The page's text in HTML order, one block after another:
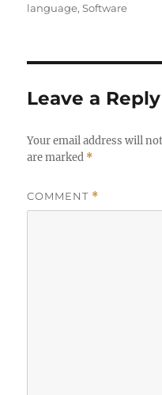
on
language,Software
Leave a Reply
Your email address will
are marked *
COMMENT *